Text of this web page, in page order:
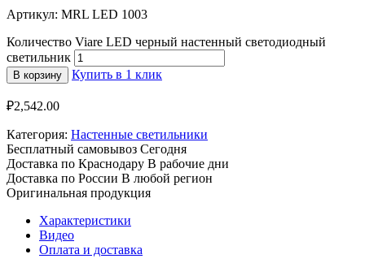
Артикул: MRL LED 1003
Количество Viare LED черный настенный светодиодный
светильник
В корзину Купить в 1 клик
₽2,542.00
Категория: Настенные светильники
Бесплатный самовывоз Сегодня
Доставка по Краснодару В рабочие дни
Доставка по России В любой регион
Оригинальная продукция
Характеристики
Видео
Оплата и доставка